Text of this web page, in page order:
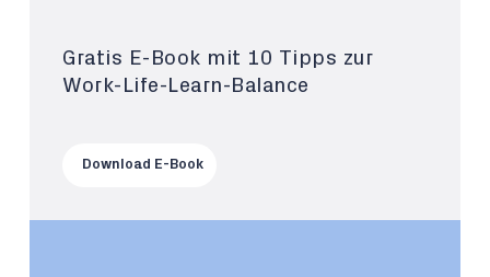
Gratis E-Book mit 10 Tipps zur
Work-Life-Learn-Balance
Download E-Book